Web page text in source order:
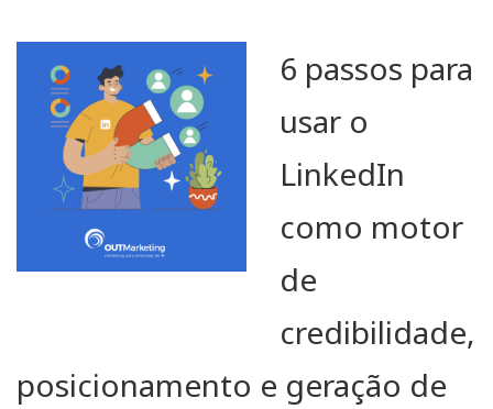
6 passos para
usar o
LinkedIn
como motor
de
credibilidade,
posicionamento e geração de